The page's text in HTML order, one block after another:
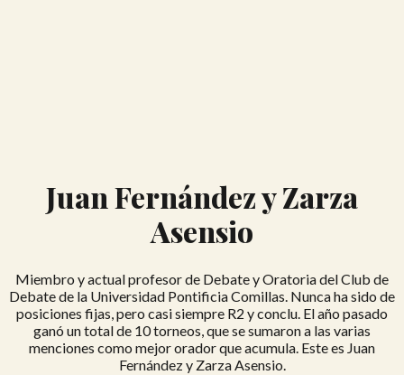
Juan Fernández y Zarza
Asensio
Miembro y actual profesor de Debate y Oratoria del Club de
Debate de la Universidad Pontificia Comillas. Nunca ha sido de
posiciones fijas, pero casi siempre R2 y conclu. El año pasado
ganó un total de 10 torneos, que se sumaron a las varias
menciones como mejor orador que acumula. Este es Juan
Fernández y Zarza Asensio.